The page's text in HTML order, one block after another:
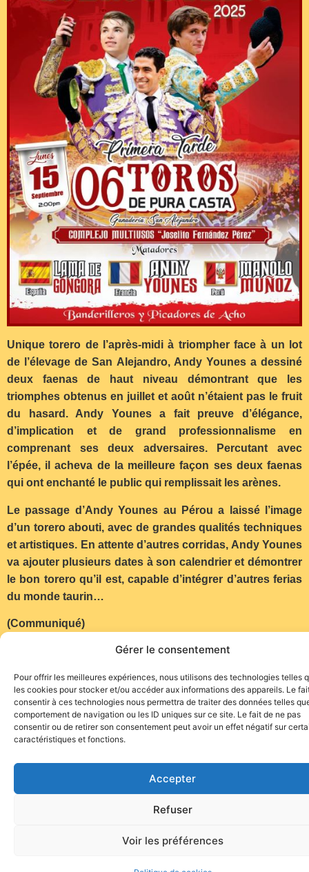
Gérer le consentement
Pour offrir les meilleures expériences, nous utilisons des technologies telles
les cookies pour stocker et/ou accéder aux informations des appareils. Le
consentir à ces technologies nous permettra de traiter des données telles
comportement de navigation ou les ID uniques sur ce site. Le fait de ne pas
consentir ou de retirer son consentement peut avoir un effet négatif sur
caractéristiques et fonctions.
Accepter
Refuser
Voir les préférences
Unique torero de l’après-midi à triompher face à un lot
de l’élevage de San Alejandro, Andy Younes a dessiné
deux faenas de haut niveau démontrant que les
triomphes obtenus en juillet et août n’étaient pas le fruit
du hasard. Andy Younes a fait preuve d’élégance,
d’implication et de grand professionnalisme en
comprenant ses deux adversaires. Percutant avec
l’épée, il acheva de la meilleure façon ses deux faenas
qui ont enchanté le public qui remplissait les arènes.
Le passage d’Andy Younes au Pérou a laissé l’image
d’un torero abouti, avec de grandes qualités techniques
et artistiques. En attente d’autres corridas, Andy Younes
va ajouter plusieurs dates à son calendrier et démontrer
le bon torero qu’il est, capable d’intégrer d’autres ferias
du monde taurin…
(Communiqué)
Site de l'association TOROFIESTA